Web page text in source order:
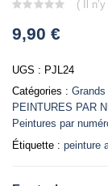
out
of
( Il
9,90 €
UGS : PJL24
Catégories :
PEINTURES PAR
Peintures par
Étiquette : peinture